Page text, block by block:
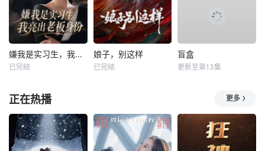
嫌我是实习生，我亮出老板身份
已完结
娘子，别这样
已完结
盲盒
更新至第13集
正在热播 更多